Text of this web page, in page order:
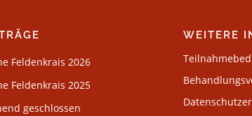
Feldenkrais 2026
Feldenkrais 2025
geschlossen
WEITERE